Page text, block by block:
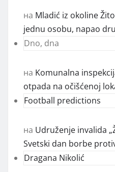
на Mladić iz okoline
jednu osobu, napao
Dno, dna
на Komunalna
otpada na očišćenoj
Football predictions
на Udruženje invalida
Svetski dan borbe
Dragana Nikolić